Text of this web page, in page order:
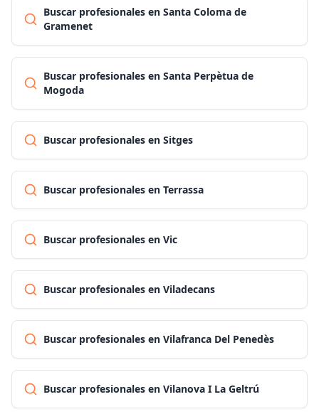
Buscar profesionales en Santa Coloma de
Gramenet
Buscar profesionales en Santa Perpètua de
Mogoda
Buscar profesionales en Sitges
Buscar profesionales en Terrassa
Buscar profesionales en Vic
Buscar profesionales en Viladecans
Buscar profesionales en Vilafranca Del Penedès
Buscar profesionales en Vilanova I La Geltrú